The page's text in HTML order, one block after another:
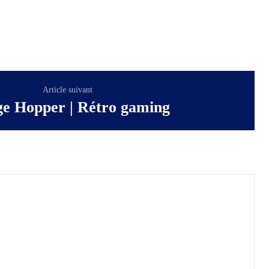
Article suivant
Hopper | Rétro gaming